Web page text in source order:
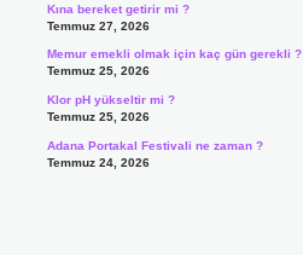
Kına bereket getirir mi ?
Temmuz 27, 2026
Memur emekli olmak için kaç gün gerekli ?
Temmuz 25, 2026
Klor pH yükseltir mi ?
Temmuz 25, 2026
Adana Portakal Festivali ne zaman ?
Temmuz 24, 2026